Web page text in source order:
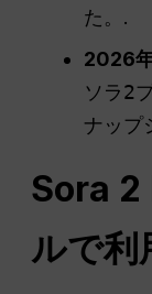
た。.
2026
ソラ2
ナップ
Sora 2
ルで利